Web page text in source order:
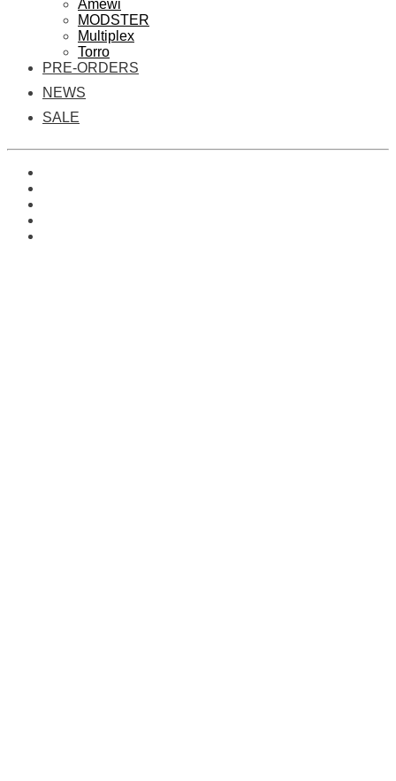
Amewi
MODSTER
Multiplex
Torro
PRE-ORDERS
NEWS
SALE